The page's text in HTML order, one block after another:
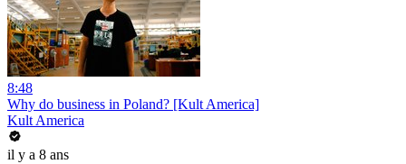
8:48
Why do business in Poland? [Kult America]
Kult America
il y a 8 ans